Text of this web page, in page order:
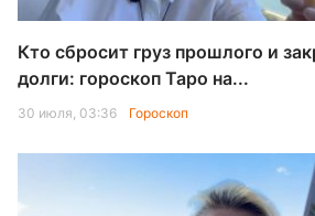
Кто сбросит груз прошлого и
долги: гороскоп Таро на...
30 июля, 03:36 Гороскоп